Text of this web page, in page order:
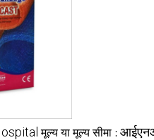
मूल्य या मूल्य सीमा :